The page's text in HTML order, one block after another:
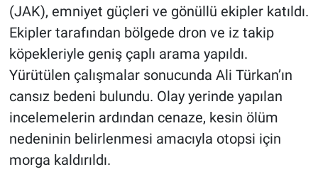
(JAK), emniyet güçleri ve gönüllü ekipler katıldı.
Ekipler tarafından bölgede dron ve iz takip
köpekleriyle geniş çaplı arama yapıldı.
Yürütülen çalışmalar sonucunda Ali Türkan’ın
cansız bedeni bulundu. Olay yerinde yapılan
incelemelerin ardından cenaze, kesin ölüm
nedeninin belirlenmesi amacıyla otopsi için
morga kaldırıldı.